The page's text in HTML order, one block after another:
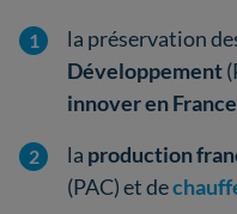
la préservation
Développement
innover en France
la production
(PAC) et de